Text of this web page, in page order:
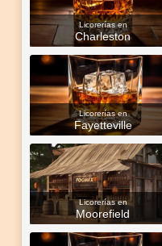
Licorerías en
Charleston
Licorerías en
Fayetteville
Licorerías en
Moorefield